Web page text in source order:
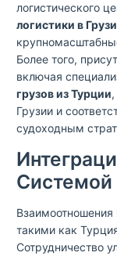
логистического
логистики в
Более того,
включая
грузов из Турции
Грузии и
судоходным
Системой
такими как
Сотрудничество